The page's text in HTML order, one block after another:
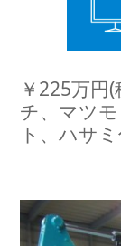
￥225万円
チ、マツ
ト、ハサ